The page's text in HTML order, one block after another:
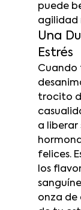
puede
agilidad
Una
Estrés
Cuando
trocito
a liberar
felices.
los
onza de